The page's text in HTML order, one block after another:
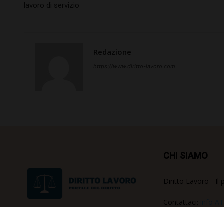
lavoro di servizio
Redazione
CHI SIAMO
Diritto Lavoro - Il
Contattaci: